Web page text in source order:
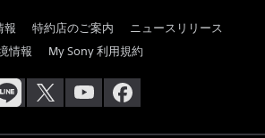
報 特約店のご案内
ニュースリリース
情報
My Sony 利用規約